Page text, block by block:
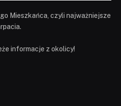
Mieszkańca, czyli najważniejsze
informacje z okolicy!